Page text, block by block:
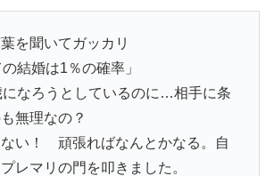
を聞いてガッカリ
結婚は1％の確率」
なろうとしているのに…相手に条
無理なの？
い！ 頑張ればなんとかなる。自
レマリの門を叩きました。